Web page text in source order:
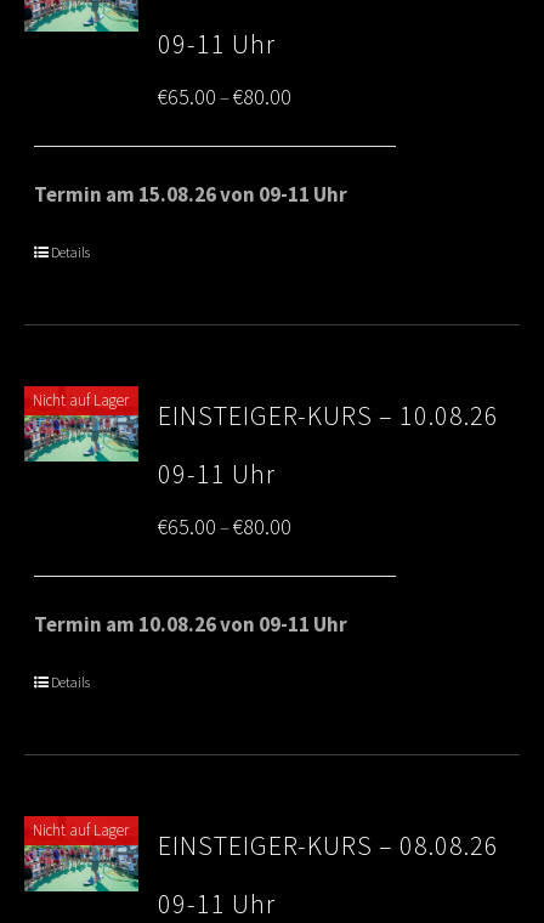
09-11 Uhr
€65.00–€80.00
range:
€65.00
Termin am 15.08.26 von 09-11 Uhr
Details
Nicht auf Lager
EINSTEIGER-KURS – 10.08.26
09-11 Uhr
€65.00–€80.00
range:
€65.00
Termin am 10.08.26 von 09-11 Uhr
Details
Nicht auf Lager
EINSTEIGER-KURS – 08.08.26
09-11 Uhr